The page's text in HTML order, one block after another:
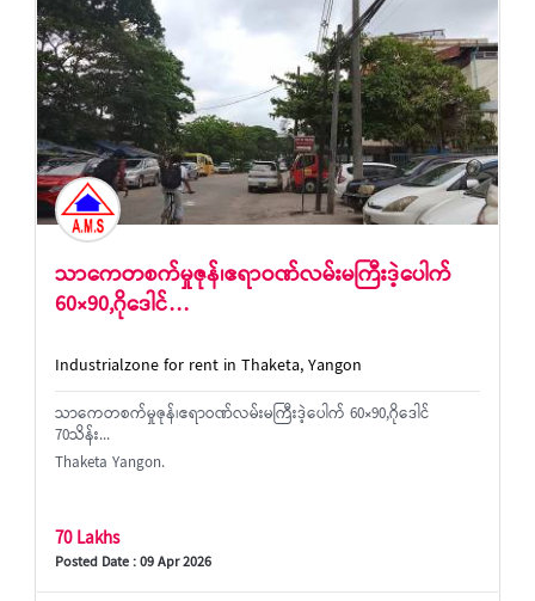
သာကေတစက်မှုဇုန်၊ဧရာဝဏ်လမ်းမကြီးဒဲ့ပေါက်
60×90,ဂိုဒေါင်…
Industrialzone for rent in Thaketa, Yangon
သာကေတစက်မှုဇုန်၊ဧရာဝဏ်လမ်းမကြီးဒဲ့ပေါက် 60×90,ဂိုဒေါင်
70သိန်း...
Thaketa Yangon.
70 Lakhs
Posted Date : 09 Apr 2026